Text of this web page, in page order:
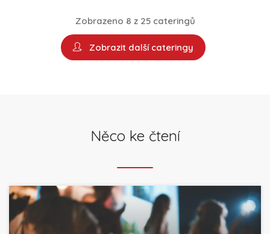
Zobrazeno 8 z 25 cateringů
Zobrazit další cateringy
Něco ke čtení